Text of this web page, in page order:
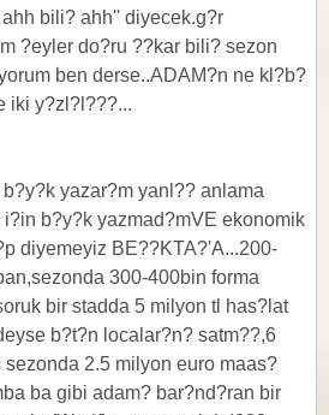
bili? ahh'' diyecek.g?r
?eyler do?ru ??kar bili? sezon
ben derse..ADAM?n ne kl?b?
iki y?zl?l???...
yazar?m yanl?? anlama
b?y?k yazmad?mVE ekonomik
diyemeyiz BE??KTA?'A...200-
300-400bin forma
bir stadda 5 milyon tl has?lat
b?t?n localar?n? satm??,6
2.5 milyon euro maas?
ba gibi adam? bar?nd?ran bir